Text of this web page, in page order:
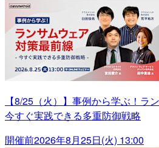
【8/25（火）】事例から学ぶ！ラ
今すぐ実践できる多重防御戦略
開催前2026年8月25日(火) 13:00